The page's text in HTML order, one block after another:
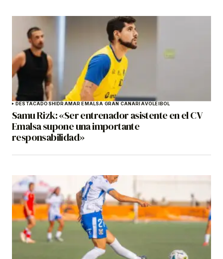
DESTACADOSHIDRAMAR EMALSA GRAN CANARIAVOLEIBOL
Samu Rizk: «Ser entrenador asistente en el CV
Emalsa supone una importante
responsabilidad»